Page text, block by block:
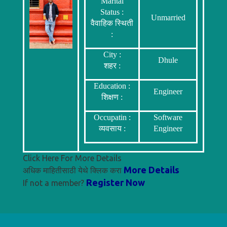
Status :
वैवाहिक स्थिती
:
Unmarried
City :
शहर :
Dhule
Education :
शिक्षण :
Engineer
Occupatin :
व्यवसाय :
Software
Engineer
Click Here For More Details
अधिक माहितीसाठी येथे क्लिक करा More Details
If not a member? Register Now